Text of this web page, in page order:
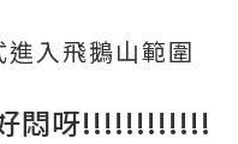
入飛鵝山範圍
悶呀!!!!!!!!!!!!